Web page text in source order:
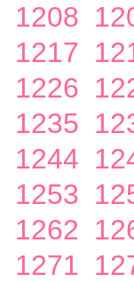
1208
1217
1226
1235
1244
1253
1262
1271